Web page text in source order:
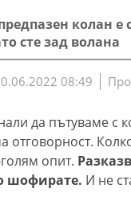
колан
сте зад волана
08:49
да пътуваме с
отговорност.
опит.
шофирате. И не